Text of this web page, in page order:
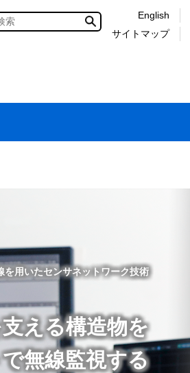
English
サイトマップ
を用いたセンサネットワーク技術
える構造物を
無線監視する